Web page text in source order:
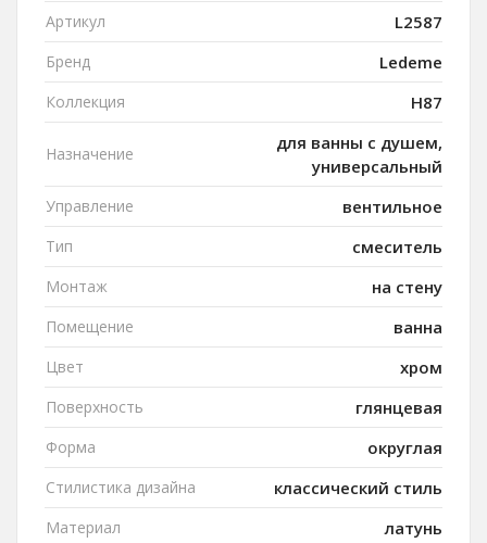
Артикул L2587
Бренд Ledeme
Коллекция H87
Назначение
для ванны с душем,
универсальный
Управление вентильное
Тип смеситель
Монтаж на стену
Помещение ванна
Цвет хром
Поверхность глянцевая
Форма округлая
Стилистика дизайна классический стиль
Материал латунь